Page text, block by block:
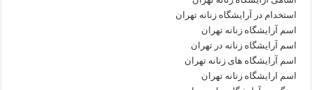
استخدام در آرایشگاه زنانه تهران
اسم آرایشگاه زنانه تهران
اسم آرایشگاه زنانه در تهران
اسم آرایشگاه های زنانه تهران
اسم ارایشگاه زنانه تهران